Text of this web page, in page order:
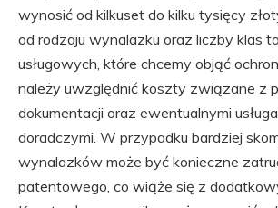
wynosić od kilkuset do kilku tysięcy
od rodzaju wynalazku oraz liczby klas
usługowych, które chcemy objąć
należy uwzględnić koszty związane z
dokumentacji oraz ewentualnymi
doradczymi. W przypadku bardziej
wynalazków może być konieczne
patentowego, co wiąże się z